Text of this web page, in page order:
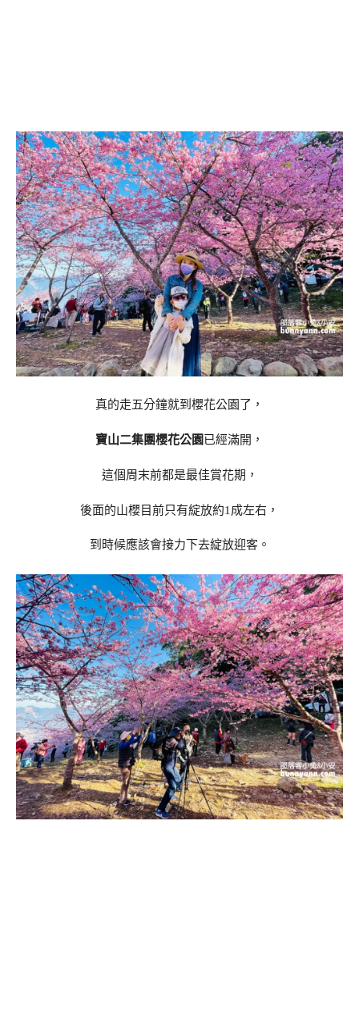
真的走五分鐘就到櫻花公園了，
寶山二集團櫻花公園 已經滿開，
這個周末前都是最佳賞花期，
後面的山櫻目前只有綻放約1成左右，
到時候應該會接力下去綻放迎客。